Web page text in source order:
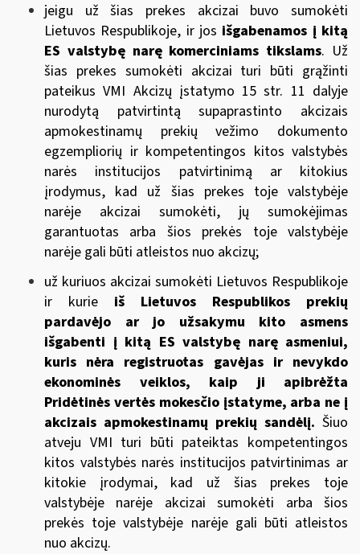
jeigu už šias prekes akcizai buvo sumokėti
Lietuvos Respublikoje, ir jos išgabenamos į kitą
ES valstybę narę komerciniams tikslams. Už
šias prekes sumokėti akcizai turi būti grąžinti
pateikus VMI Akcizų įstatymo 15 str. 11 dalyje
nurodytą patvirtintą supaprastinto akcizais
apmokestinamų prekių vežimo dokumento
egzempliorių ir kompetentingos kitos valstybės
narės institucijos patvirtinimą ar kitokius
įrodymus, kad už šias prekes toje valstybėje
narėje akcizai sumokėti, jų sumokėjimas
garantuotas arba šios prekės toje valstybėje
narėje gali būti atleistos nuo akcizų;
už kuriuos akcizai sumokėti Lietuvos Respublikoje
ir kurie iš Lietuvos Respublikos prekių
pardavėjo ar jo užsakymu kito asmens
išgabenti į kitą ES valstybę narę asmeniui,
kuris nėra registruotas gavėjas ir nevykdo
ekonominės veiklos, kaip ji apibrėžta
Pridėtinės vertės mokesčio įstatyme, arba ne į
akcizais apmokestinamų prekių sandėlį. Šiuo
atveju VMI turi būti pateiktas kompetentingos
kitos valstybės narės institucijos patvirtinimas ar
kitokie įrodymai, kad už šias prekes toje
valstybėje narėje akcizai sumokėti arba šios
prekės toje valstybėje narėje gali būti atleistos
nuo akcizų.